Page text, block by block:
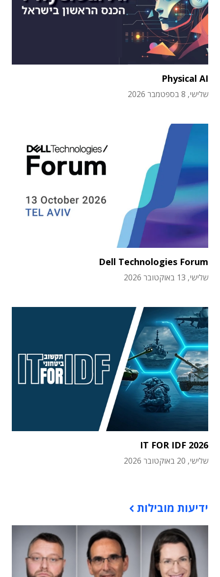
Physical AI
שלישי, 8 בספטמבר 2026
Dell Technologies Forum
שלישי, 13 באוקטובר 2026
IT FOR IDF 2026
שלישי, 20 באוקטובר 2026
ידיעות מובילות